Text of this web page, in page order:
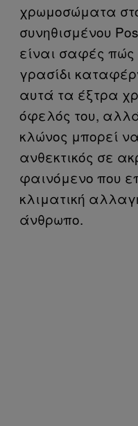
χρωμοσώματα
συνηθισμένου
είναι σαφές πώς
γρασίδι
αυτά τα έξτρα
όφελός του, αλλά
κλώνος μπορεί
ανθεκτικός σε
φαινόμενο που
κλιματική
άνθρωπο.